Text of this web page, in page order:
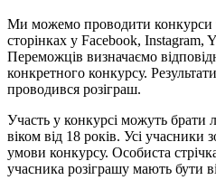
Ми можемо проводити конкурси
сторінках у Facebook, Instagram,
Переможців визначаємо
конкретного конкурсу.
проводився розіграш.
Участь у конкурсі можуть брати
віком від 18 років. Усі учасники
умови конкурсу. Особиста
учасника розіграшу мають бути